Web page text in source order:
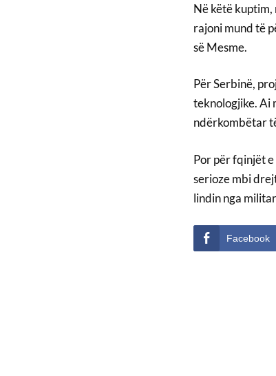
Në këtë
rajoni mund të
së Mesme.
Për Serbinë,
teknologjike. Ai
ndërkombëtar
Por për fqinjët
serioze mbi
lindin nga
Facebook